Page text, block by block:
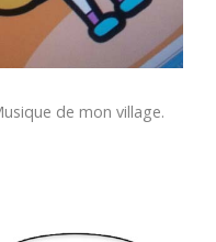
de mon village.